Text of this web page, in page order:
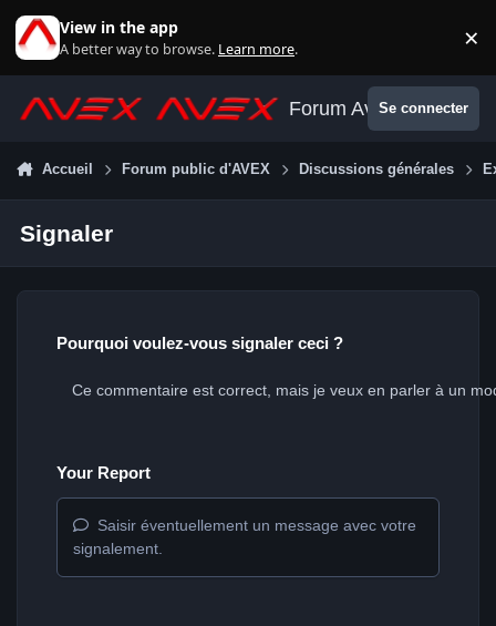
View in the app
A better way to browse. Learn more. ×
Forum AvexSe connecter
Accueil Forum public d'AVEX Discussions générales
Signaler
Pourquoi voulez-vous signaler ceci ?
Your Report
Saisir éventuellement un message avec votre
signalement.